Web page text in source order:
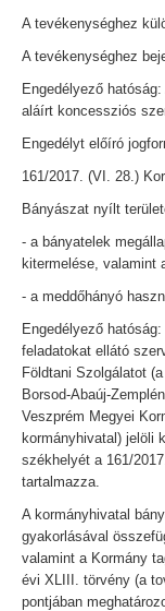
A tevékenységhez
A tevékenységhez
Engedélyező
aláírt koncessziós
Engedélyt előíró
161/2017. (VI. 28.)
Bányászat nyílt
- a bányatelek
kitermelése, valamint
- a meddőhányó
Engedélyező
feladatokat ellátó
Földtani Szolgálatot
Borsod-Abaúj-
Veszprém Megyei
kormányhivatal) jelöli
székhelyét a 161/
tartalmazza.
A kormányhivatal
gyakorlásával
valamint a Kormány
évi XLIII. törvény (a
pontjában